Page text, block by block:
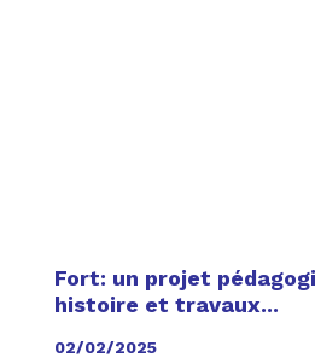
Fort: un projet
histoire et travaux...
02/02/2025